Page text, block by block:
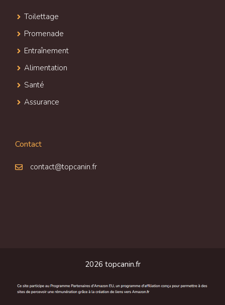
Toilettage
Promenade
Entraînement
Alimentation
Santé
Assurance
Contact
contact@topcanin.fr
2026 topcanin.fr